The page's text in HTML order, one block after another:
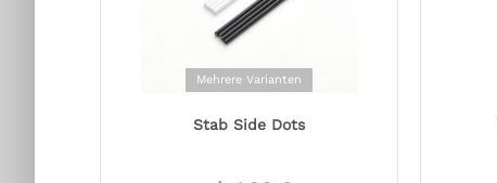
Mehrere Varianten
Stab Side Dots